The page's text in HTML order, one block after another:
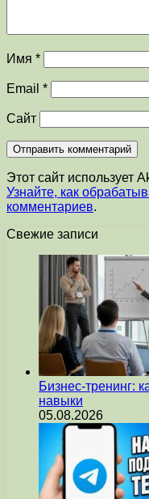
Имя *
Email *
Сайт
Этот сайт использует
Узнайте, как
комментариев.
Свежие записи
Бизнес-тренинг:
навыки
05.08.2026